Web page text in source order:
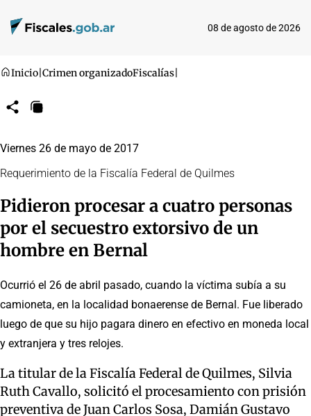
08 de agosto de 2026
Inicio Crimen organizadoFiscalías
CompartirCopiar
Viernes 26 de mayo de 2017
Requerimiento de la Fiscalía Federal de Quilmes
Pidieron procesar a cuatro personas
por el secuestro extorsivo de un
hombre en Bernal
Ocurrió el 26 de abril pasado, cuando la víctima subía a su
camioneta, en la localidad bonaerense de Bernal. Fue liberado
luego de que su hijo pagara dinero en efectivo en moneda local
y extranjera y tres relojes.
La titular de la Fiscalía Federal de Quilmes, Silvia
Ruth Cavallo, solicitó el procesamiento con prisión
preventiva de Juan Carlos Sosa, Damián Gustavo